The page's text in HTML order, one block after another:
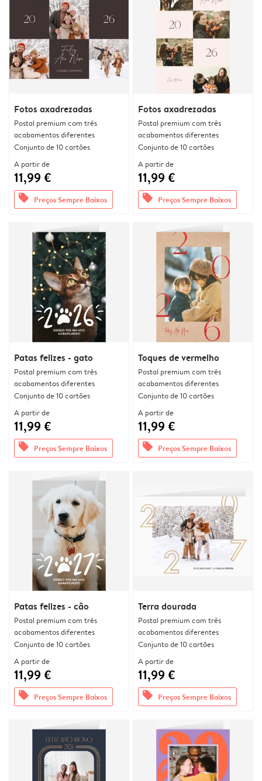
Fotos axadrezadas
Postal premium com três
acabamentos diferentes
Conjunto de 10 cartões
A partir de
11,99 €
offers Preços Sempre Baixos
Fotos axadrezadas
Postal premium com três
acabamentos diferentes
Conjunto de 10 cartões
A partir de
11,99 €
offers Preços Sempre Baixos
Patas felizes - gato
Postal premium com três
acabamentos diferentes
Conjunto de 10 cartões
A partir de
11,99 €
offers Preços Sempre Baixos
Toques de vermelho
Postal premium com três
acabamentos diferentes
Conjunto de 10 cartões
A partir de
11,99 €
offers Preços Sempre Baixos
Patas felizes - cão
Postal premium com três
acabamentos diferentes
Conjunto de 10 cartões
A partir de
11,99 €
offers Preços Sempre Baixos
Terra dourada
Postal premium com três
acabamentos diferentes
Conjunto de 10 cartões
A partir de
11,99 €
offers Preços Sempre Baixos